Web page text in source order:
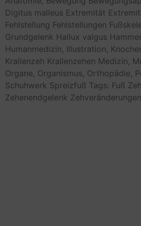
Digitus malleus Extremität
Fehlstellung Fehlstellungen
Grundgelenk Hallux valgus
Humanmedizin, Illustration,
Krallenzeh Krallenzehen Medizin,
Organe, Organismus, Orthopädie,
Schuhwerk Spreizfuß Tags: Fuß Zeh
Zehenendgelenk Zehveränderungen